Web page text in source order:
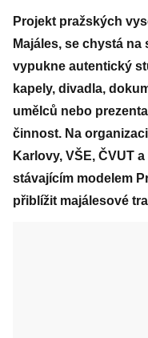
Projekt pražských
Majáles, se chystá
vypukne autentický
kapely, divadla,
umělců nebo
činnost. Na
Karlovy, VŠE, ČVUT
stávajícím modelem
přiblížit majálesové